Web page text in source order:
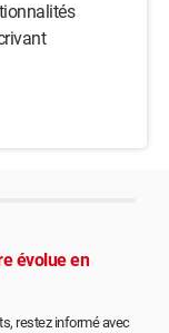
évolue en
restez informé avec